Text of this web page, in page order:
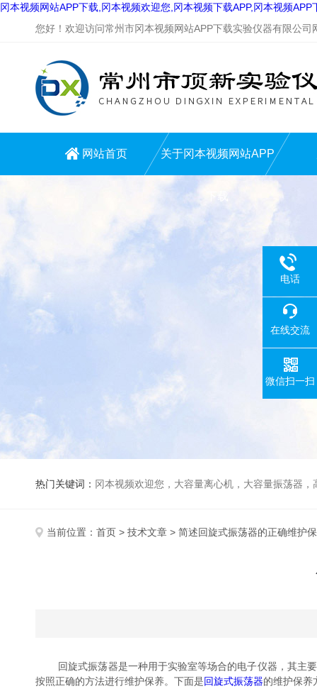
冈本视频网站APP下载,冈本视频欢迎您,冈本视频下载APP,冈本视频APP
您好！欢迎访问常州市冈本视频网站APP下载实验仪器有限公司网
网站首页 关于冈本视频网站APP
热门关键词： 冈本视频欢迎您，大容量离心机，大容量振荡器，高速冷冻离心机，生化、光照、振荡培养箱，磁力搅拌器，
当前位置： 首页 > 技术文章 > 简述回旋式振荡器的正确维护
回旋式振荡器是一种用于实验室等场合的电子仪器，其主要作
按照正确的方法进行维护保养。下面是回旋式振荡器的维护保养方
电话
在线交流
微信扫一扫